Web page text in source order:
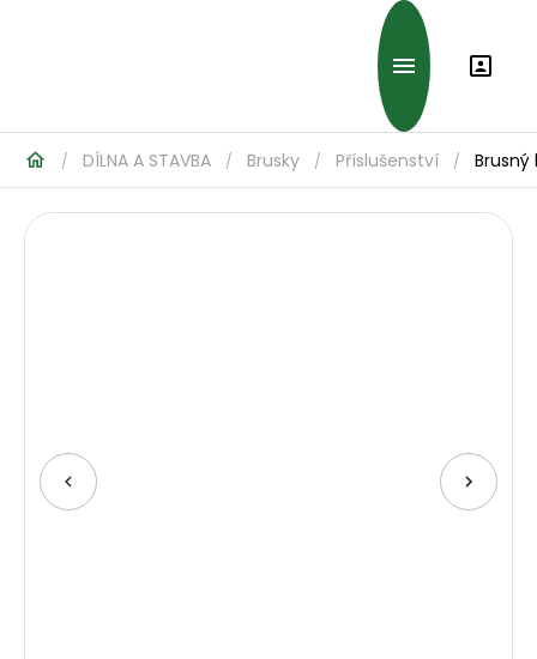
/ DÍLNA A STAVBA / Brusky / Příslušenství / Brusný